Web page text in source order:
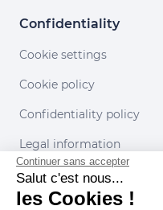
Confidentiality
Cookie settings
Cookie policy
Confidentiality policy
Legal information
Conditions of use
Continuer sans accepter
Salut c'est nous...
les Cookies !